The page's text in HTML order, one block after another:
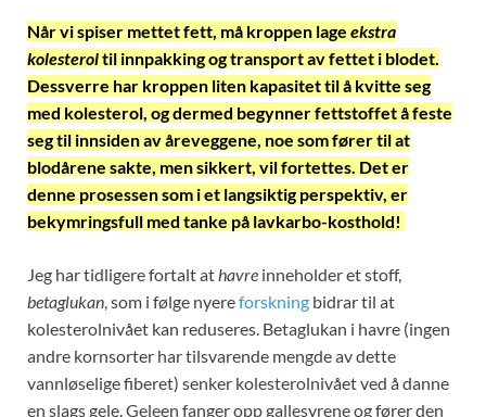
Når vi spiser mettet fett, må kroppen lage ekstra
kolesteroltil innpakking og transport av fettet i blodet.
Dessverre har kroppen liten kapasitet til å kvitte seg
med kolesterol, og dermed begynner fettstoffet å feste
seg til innsiden av åreveggene, noe som fører til at
blodårene sakte, men sikkert, vil fortettes. Det er
denne prosessen som i et langsiktig perspektiv, er
bekymringsfull med tanke på lavkarbo-kosthold!
Jeg har tidligere fortalt athavre inneholder et stoff,
betaglukan, som i følge nyereforskning bidrar til at
kolesterolnivået kan reduseres. Betaglukan i havre (ingen
andre kornsorter har tilsvarende mengde av dette
vannløselige fiberet) senker kolesterolnivået ved å danne
en slags gele. Geleen fanger opp gallesyrene og fører den